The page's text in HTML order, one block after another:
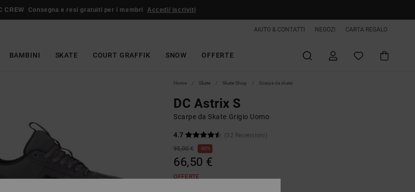
CREW Consegna e resi gratuiti per i membri Accedi/ iscriviti
AIUTO & CONTATTI NEGOZI CARTA REGALO
BAMBINI SKATE COURT GRAFFIK SNOW OFFERTE
Home Skate Skate Shop Scarpe da skate
DC Astrix S
Scarpe da Skate Grigio Uomo
4.7
(32 Recensioni)
95,00 €
30%
66,50 €
OFFERTE